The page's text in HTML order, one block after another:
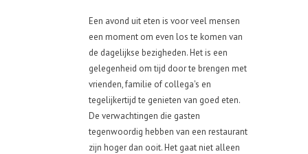
Een avond uit eten is voor veel mensen
een moment om even los te komen van
de dagelijkse bezigheden. Het is een
gelegenheid om tijd door te brengen met
vrienden, familie of collega's en
tegelijkertijd te genieten van goed eten.
De verwachtingen die gasten
tegenwoordig hebben van een restaurant
zijn hoger dan ooit. Het gaat niet alleen